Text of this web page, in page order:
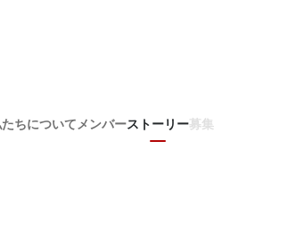
ちについて メンバーストーリー募集